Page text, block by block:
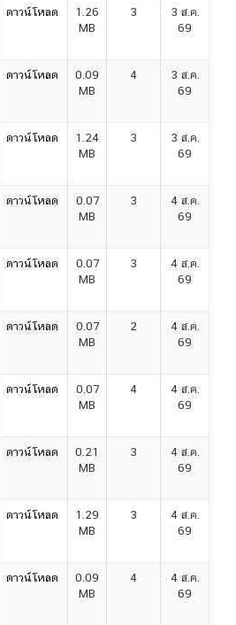
ดาวน์โหลด
1.26
MB
3
3 ส.ค.
69
ดาวน์โหลด
0.09
MB
4
3 ส.ค.
69
ดาวน์โหลด
1.24
MB
3
3 ส.ค.
69
ดาวน์โหลด
0.07
MB
3
4 ส.ค.
69
ดาวน์โหลด
0.07
MB
3
4 ส.ค.
69
ดาวน์โหลด
0.07
MB
2
4 ส.ค.
69
ดาวน์โหลด
0.07
MB
4
4 ส.ค.
69
ดาวน์โหลด
0.21
MB
3
4 ส.ค.
69
ดาวน์โหลด
1.29
MB
3
4 ส.ค.
69
ดาวน์โหลด
0.09
MB
4
4 ส.ค.
69